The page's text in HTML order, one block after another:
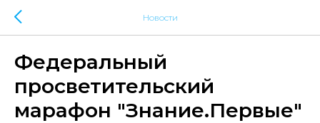
Новости
Федеральный
просветительский
марафон "Знание.Первые"